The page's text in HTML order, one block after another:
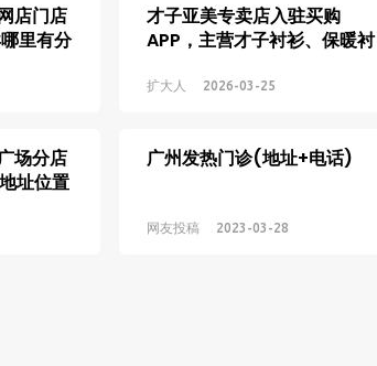
店门店
里有分
才子亚美专卖店入驻买购
APP，主营才子衬衫、保暖衬
扩大人 2026-03-25
场分店
址位置
广州发热门诊(地址+电话)
网友投稿 2023-03-28